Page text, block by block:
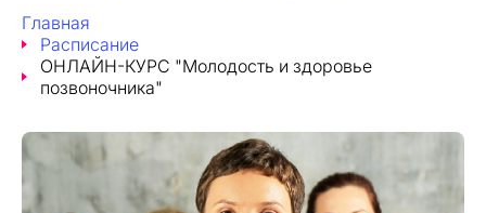
Главная
Расписание
ОНЛАЙН-КУРС "Молодость и здоровье
позвоночника"